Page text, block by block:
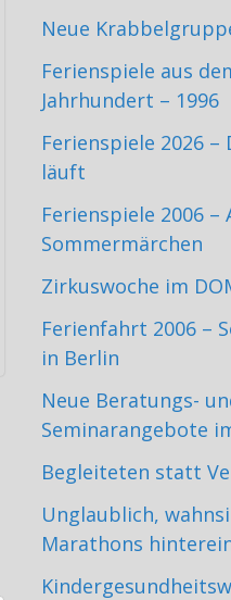
Neue
Ferienspiele aus
Jahrhundert – 1996
Ferienspiele 2026 –
läuft
Ferienspiele 2006 –
Sommermärchen
Zirkuswoche im
Ferienfahrt 2006 –
in Berlin
Neue Beratungs-
Seminarangebote
Begleiteten statt
Unglaublich,
Marathons